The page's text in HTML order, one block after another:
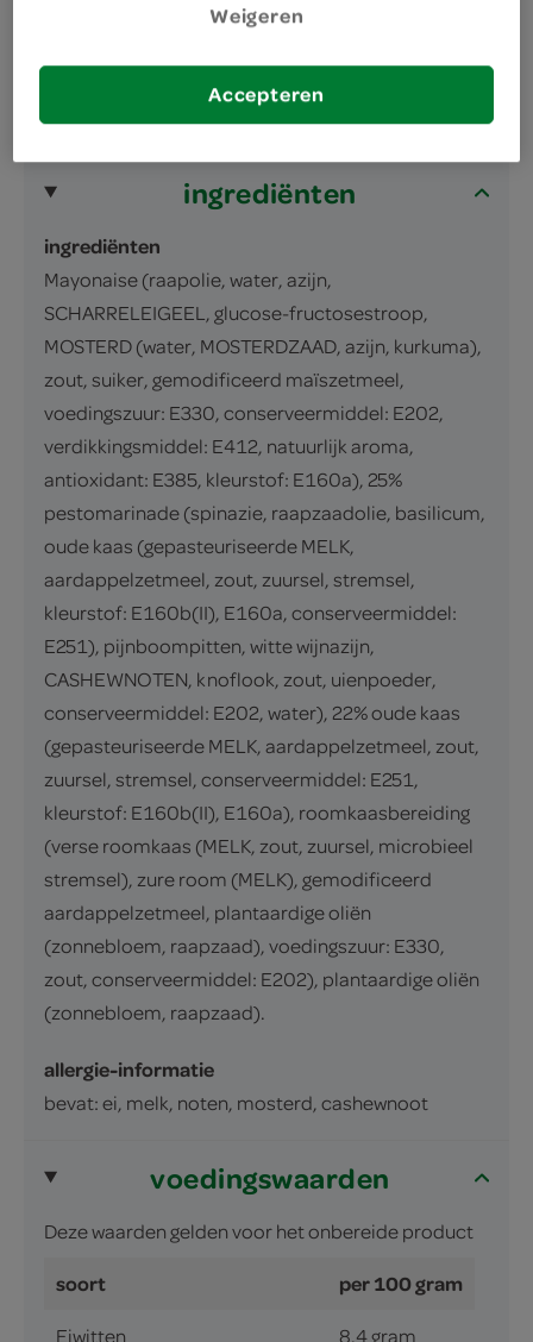
ingrediënten
ingrediënten
Mayonaise (raapolie, water, azijn,
SCHARRELEIGEEL, glucose-fructosestroop,
MOSTERD (water, MOSTERDZAAD, azijn, kurkuma),
zout, suiker, gemodificeerd maïszetmeel,
voedingszuur: E330, conserveermiddel: E202,
verdikkingsmiddel: E412, natuurlijk aroma,
antioxidant: E385, kleurstof: E160a), 25%
pestomarinade (spinazie, raapzaadolie, basilicum,
oude kaas (gepasteuriseerde MELK,
aardappelzetmeel, zout, zuursel, stremsel,
kleurstof: E160b(II), E160a, conserveermiddel:
E251), pijnboompitten, witte wijnazijn,
CASHEWNOTEN, knoflook, zout, uienpoeder,
conserveermiddel: E202, water), 22% oude kaas
(gepasteuriseerde MELK, aardappelzetmeel, zout,
zuursel, stremsel, conserveermiddel: E251,
kleurstof: E160b(II), E160a), roomkaasbereiding
(verse roomkaas (MELK, zout, zuursel, microbieel
stremsel), zure room (MELK), gemodificeerd
aardappelzetmeel, plantaardige oliën
(zonnebloem, raapzaad), voedingszuur: E330,
zout, conserveermiddel: E202), plantaardige oliën
(zonnebloem, raapzaad).
allergie-informatie
bevat: ei, melk, noten, mosterd, cashewnoot
voedingswaarden
Deze waarden gelden voor het onbereide product
soort per 100 gram
Eiwitten 8.4 gram
Weigeren
Accepteren